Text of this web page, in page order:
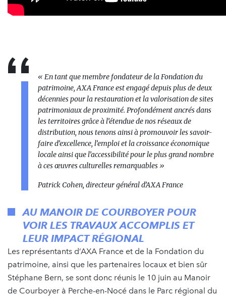
« En tant que membre fondateur de la Fondation du
patrimoine, AXA France est engagé depuis plus de deux
décennies pour la restauration et la valorisation de sites
patrimoniaux de proximité. Profondément ancrés dans
les territoires grâce à l’étendue de nos réseaux de
distribution, nous tenons ainsi à promouvoir les savoir-
faire d’excellence, l’emploi et la croissance économique
locale ainsi que l’accessibilité pour le plus grand nombre
à ces œuvres culturelles remarquables »
Patrick Cohen, directeur général d’AXA France
AU MANOIR DE COURBOYER POUR
VOIR LES TRAVAUX ACCOMPLIS ET
LEUR IMPACT RÉGIONAL
Les représentants d’AXA France et de la Fondation du
patrimoine, ainsi que les partenaires locaux et bien sûr
Stéphane Bern, se sont donc réunis le 10 juin au Manoir
de Courboyer à Perche-en-Nocé dans le Parc régional du